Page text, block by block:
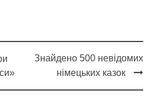
Знайдено 500 невідомих
німецьких казок